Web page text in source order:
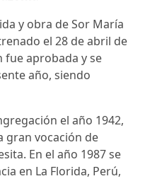
y obra de Sor María
el 28 de abril de
fue aprobada y se
año, siendo
el año 1942,
gran vocación de
En el año 1987 se
en La Florida, Perú,